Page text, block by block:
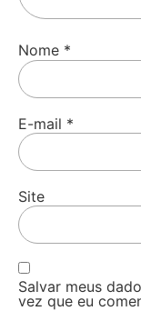
Nome *
E-mail *
Site
Salvar meus
vez que eu